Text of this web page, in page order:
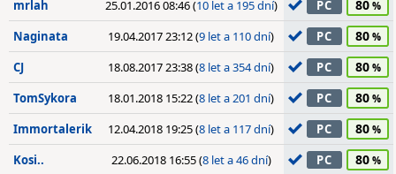
mrlah 25.01.2016 08:46 (10 let a 195 dní) PC 80
Naginata 19.04.2017 23:12 (9 let a 110 dní) PC 80
CJ 18.08.2017 23:38 (8 let a 354 dní) PC 80
TomSykora 18.01.2018 15:22 (8 let a 201 dní) PC 80
Immortalerik 12.04.2018 19:25 (8 let a 117 dní) PC 80
Kosi.. 22.06.2018 16:55 (8 let a 46 dní) PC 80